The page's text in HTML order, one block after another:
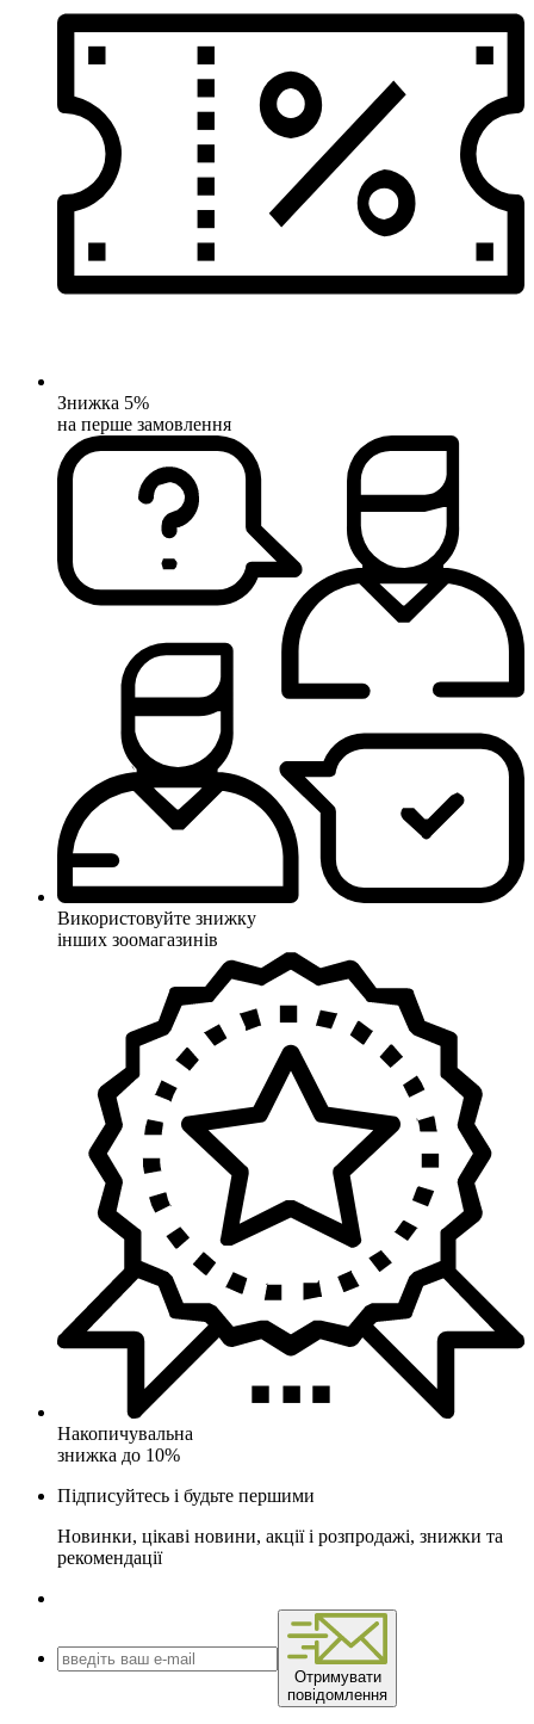
Знижка 5%
на перше замовлення
Використовуйте знижку
інших зоомагазинів
Накопичувальна
знижка до 10%
Підписуйтесь і будьте першими
Новинки, цікаві новини, акції і розпродажі, знижки та
рекомендації
Отримувати
повідомлення